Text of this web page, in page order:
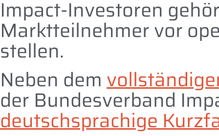
Impact-Investoren
Marktteilnehmer vor
stellen.
Neben dem
der Bundesverband
deutschsprachige